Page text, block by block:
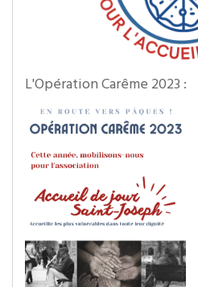
L'Opération Carême 2023 :